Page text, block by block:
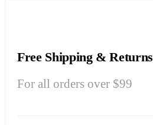
Free Shipping & Returns
For all orders over $99